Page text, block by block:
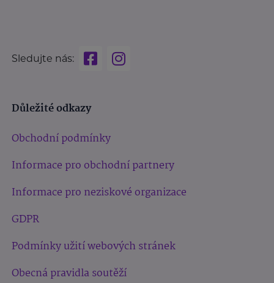
Sledujte nás:
Důležité odkazy
Obchodní podmínky
Informace pro obchodní partnery
Informace pro neziskové organizace
GDPR
Podmínky užití webových stránek
Obecná pravidla soutěží